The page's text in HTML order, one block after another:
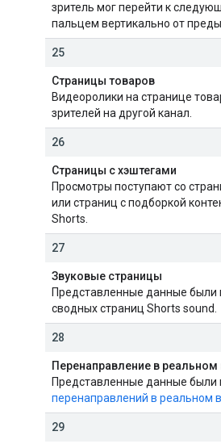
зритель мог перейти к
пальцем вертикально от
25
Страницы товаров
Видеоролики на странице
зрителей на другой канал.
26
Страницы с хэштегами
Просмотры поступают со
или страниц с подборкой
Shorts.
27
Звуковые страницы
Представленные данные
сводных страниц Shorts sound.
28
Перенаправление в реальном
Представленные данные
перенаправлений в реальном
29